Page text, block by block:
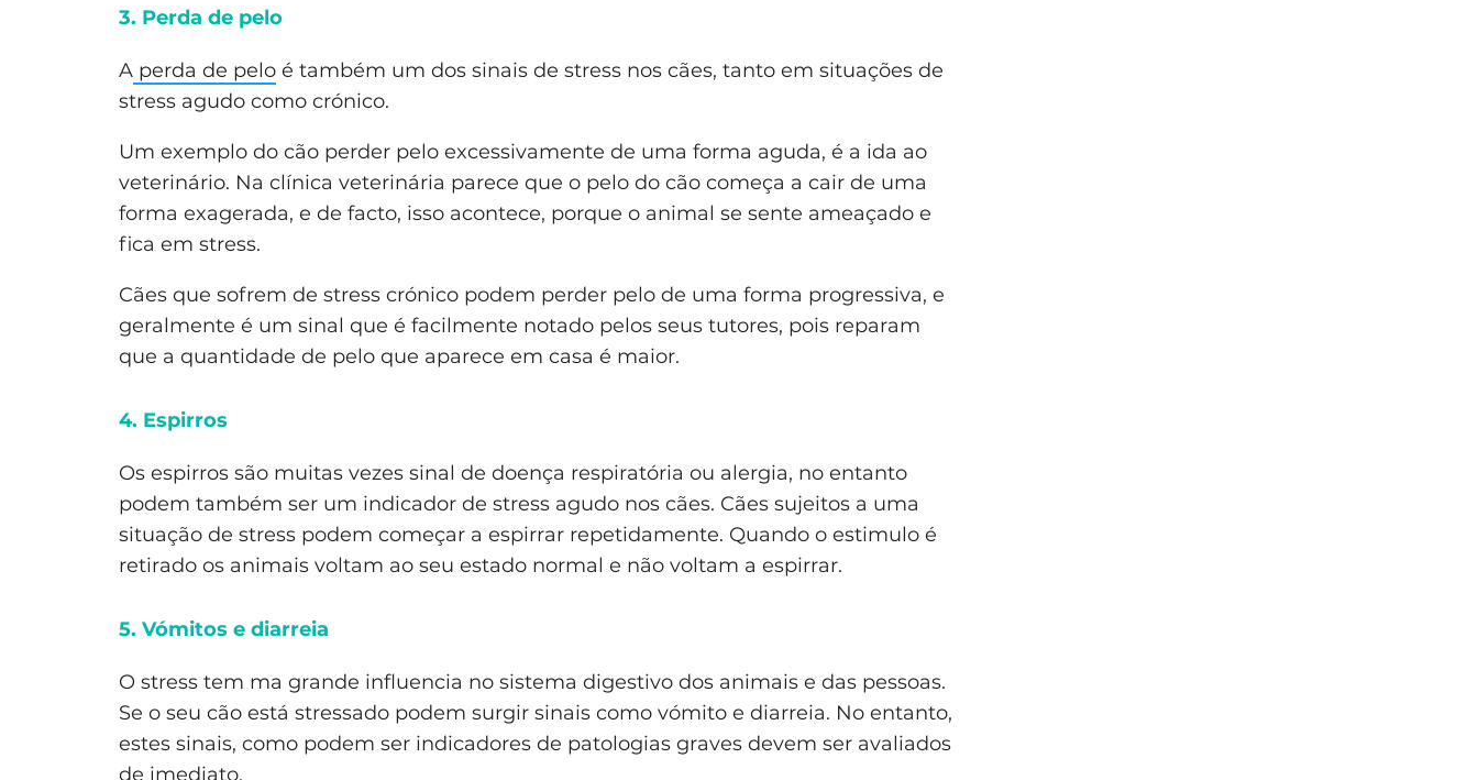
3. Perda de pelo
A perda de pelo é também um dos sinais de stress nos cães, tanto em situações de
stress agudo como crónico.
Um exemplo do cão perder pelo excessivamente de uma forma aguda, é a ida ao
veterinário. Na clínica veterinária parece que o pelo do cão começa a cair de uma
forma exagerada, e de facto, isso acontece, porque o animal se sente ameaçado e
fica em stress.
Cães que sofrem de stress crónico podem perder pelo de uma forma progressiva, e
geralmente é um sinal que é facilmente notado pelos seus tutores, pois reparam
que a quantidade de pelo que aparece em casa é maior.
4. Espirros
Os espirros são muitas vezes sinal de doença respiratória ou alergia, no entanto
podem também ser um indicador de stress agudo nos cães. Cães sujeitos a uma
situação de stress podem começar a espirrar repetidamente. Quando o estimulo é
retirado os animais voltam ao seu estado normal e não voltam a espirrar.
5. Vómitos e diarreia
O stress tem ma grande influencia no sistema digestivo dos animais e das pessoas.
Se o seu cão está stressado podem surgir sinais como vómito e diarreia. No entanto,
estes sinais, como podem ser indicadores de patologias graves devem ser avaliados
de imediato.